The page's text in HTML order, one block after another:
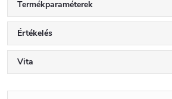
Termékparaméterek
Értékelés
Vita